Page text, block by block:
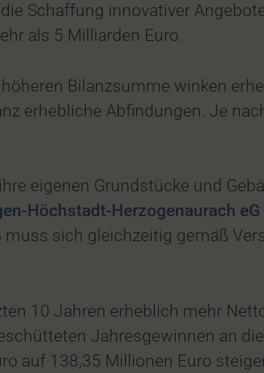
Schaffung innovativer
als 5 Milliarden Euro.
Bilanzsumme winken
erhebliche Abfindungen. Je
eigenen Grundstücke und
Höchstadt-Herzogenaurach eG
sich gleichzeitig gemäß
10 Jahren erheblich mehr
Jahresgewinnen an
auf 138,35 Millionen Euro